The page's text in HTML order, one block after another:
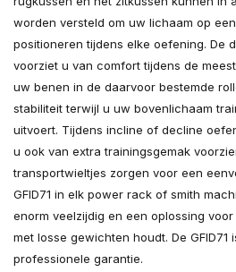
worden versteld om uw lichaam op
positioneren tijdens elke oefening. De
voorziet u van comfort tijdens de
uw benen in de daarvoor bestemde
stabiliteit terwijl u uw bovenlichaam
uitvoert. Tijdens incline of decline
u ook van extra trainingsgemak
transportwieltjes zorgen voor een
GFID71 in elk power rack of smith
enorm veelzijdig en een oplossing
met losse gewichten houdt. De GFID71
professionele garantie.